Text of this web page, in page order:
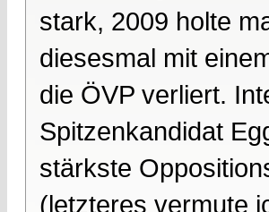
stark, 2009 holte
diesesmal mit
die ÖVP verliert.
Spitzenkandidat
stärkste
(letzteres vermute